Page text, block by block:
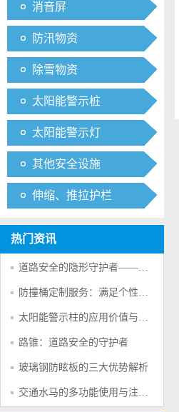
消音屏
防汛物资
除雪物资
太阳能警示桩
太阳能警示灯
其他安全设施
伸缩、推拉护栏
热门资讯
道路安全的隐形守护者——防撞桶的多重防护作用
防撞桶定制服务：满足个性化交通安全需求的创新方案
太阳能警示柱的应用价值与产品特点
路锥：道路安全的守护者
玻璃钢防眩板的三大优势解析
交通水马的多功能使用与注意事项